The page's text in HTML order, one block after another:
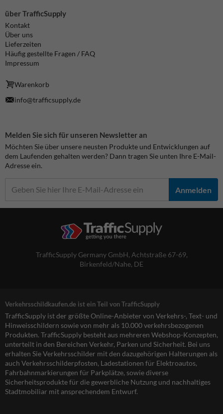
über TrafficSupply
Kontakt
Über uns
Lieferzeiten
Häufig gestellte Fragen / FAQ
Impressum
Warenkorb
info@trafficsupply.de
Melden Sie sich für unseren Newsletter an
Möchten Sie über unsere neusten Produkte und Entwicklungen auf
dem Laufenden gehalten werden? Dann tragen Sie unten Ihre E-Mail-
Adresse ein.
Anmelden
TrafficSupply Germany GmbH, Achtstraße 67-69,
Birkenfeld/Nahe, DE
Verkehrsschildkaufen.de ist ein Teil von TrafficSupply
TrafficSupply ist der größte Online-Anbieter von Verkehrs-, Text- und
Hinweisschildern sowie von mehr als 10.000 verkehrsbezogenen
Produkten. TrafficSupply besteht aus mehreren Webshop-Konzepten,
unterteilt in den Bereichen Verkehr, Parken und Sicherheit. Bei uns
erhalten Sie Verkehrsschilder mit den dazugehörigen Halterungen als
auch Verkehrsschilderpfosten, Ladestationen für Elektroautos,
Fahrbahnmarkierungen für Parkplätze, sowie diverse
Sicherheitsprodukte für die gewerbliche Nutzung und nachhaltiges
Stadtmobiliar mit ansprechendem Entwurf.